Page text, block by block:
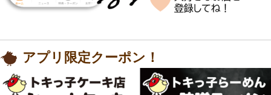
アプリ限定クーポン！